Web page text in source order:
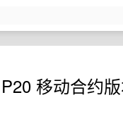
移动合约